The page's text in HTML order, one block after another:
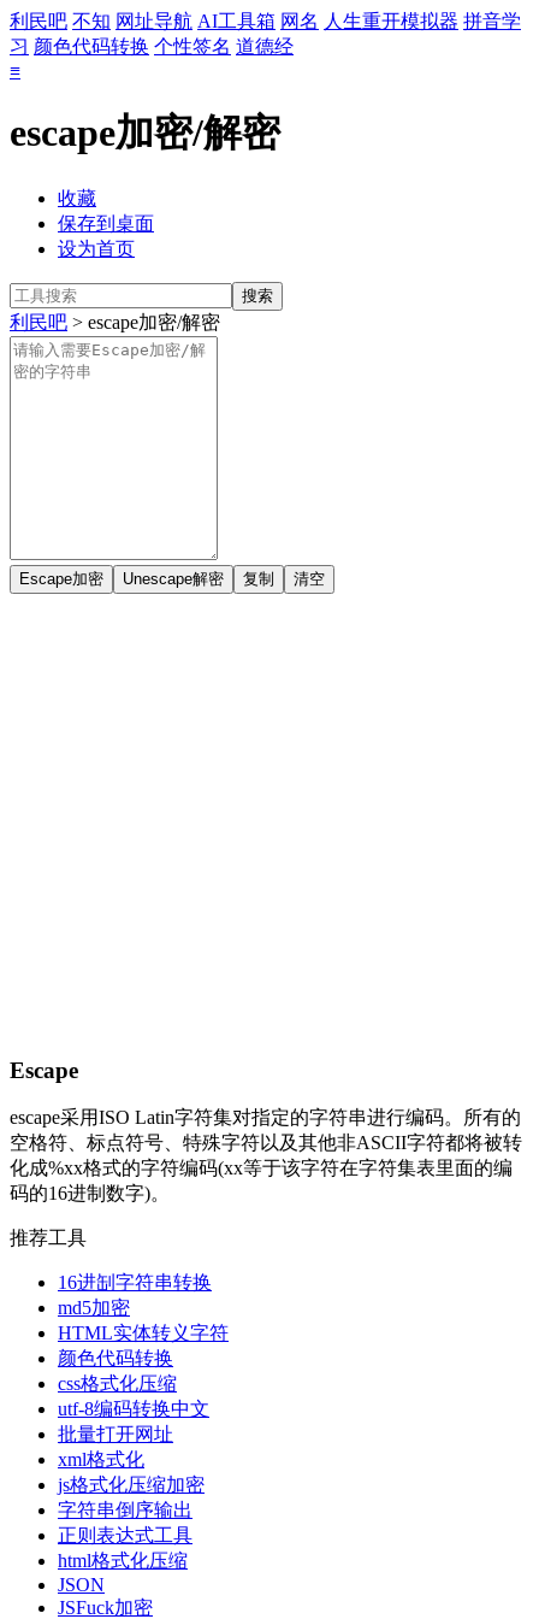
利民吧 不知 网址导航 AI工具箱 网名 人生重开模拟器 拼音学
习 颜色代码转换 个性签名 道德经
≡
escape加密/解密
收藏
保存到桌面
设为首页
利民吧 > escape加密/解密
Escape
escape采用ISO Latin字符集对指定的字符串进行编码。所有的
空格符、标点符号、特殊字符以及其他非ASCII字符都将被转
化成%xx格式的字符编码(xx等于该字符在字符集表里面的编
码的16进制数字)。
推荐工具
16进㓡字符串转换
md5加密
HTML实体转义字符
颜色代码转换
css格式化压缩
utf-8编码转换中文
批量打开网址
xml格式化
js格式化压缩加密
字符串倒序输出
正则表达式工具
html格式化压缩
JSON
JSFuck加密